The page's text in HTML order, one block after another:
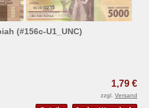
(#156c-U1_UNC)
1,79 €
zzgl. Versand